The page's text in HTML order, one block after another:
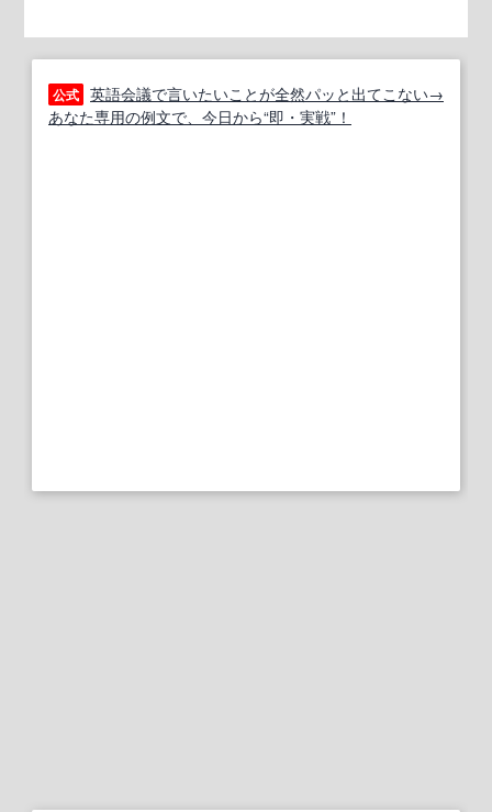
公式 英語会議で言いたいことが全然パッと出てこない→
あなた専用の例文で、今日から“即・実戦”！